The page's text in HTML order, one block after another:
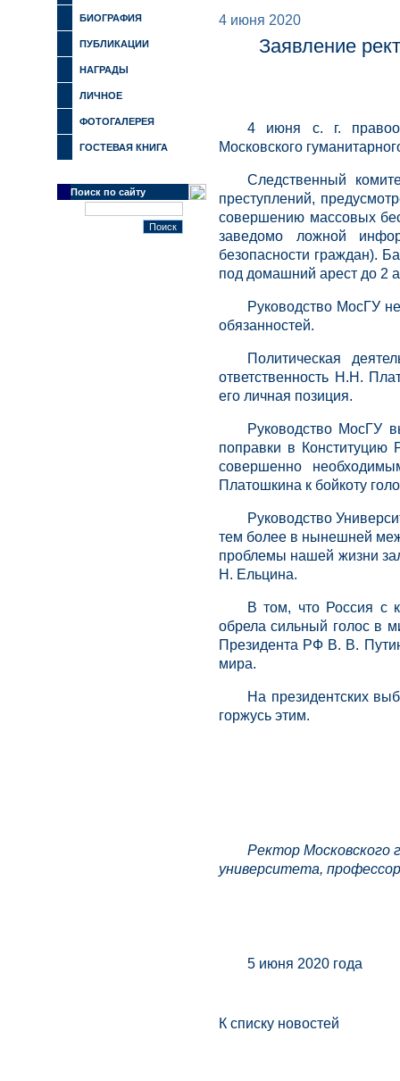
БИОГРАФИЯ
ПУБЛИКАЦИИ
НАГРАДЫ
ЛИЧНОЕ
ФОТОГАЛЕРЕЯ
ГОСТЕВАЯ КНИГА
Поиск по сайту
4 июня 2020
Заявление
4 июня с. г.
Московского
Следственный
преступлений,
совершению массовых
заведомо ложной
безопасности граждан).
под домашний арест до 2
Руководство МосГУ
обязанностей.
Политическая
ответственность Н.Н.
его личная позиция.
Руководство МосГУ
поправки в
совершенно
Платошкина к бойкоту
Руководство
тем более в нынешней
проблемы нашей жизни
Н. Ельцина.
В том, что Россия с
обрела сильный голос в
Президента РФ В. В.
мира.
На президентских
горжусь этим.
Ректор Московского
университета, профессор
5 июня 2020 года
К списку новостей